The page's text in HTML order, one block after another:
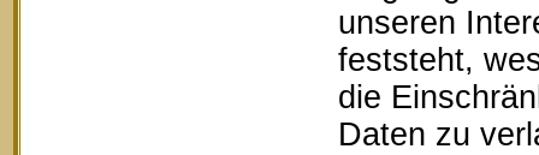
unseren
feststeht,
die
Daten zu